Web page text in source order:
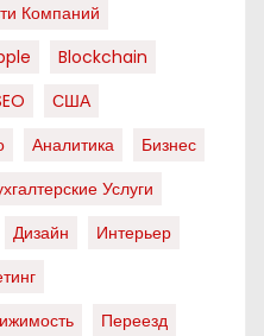
Компаний
Blockchain
США
Аналитика
Бизнес
Услуги
Дизайн
Интерьер
Переезд